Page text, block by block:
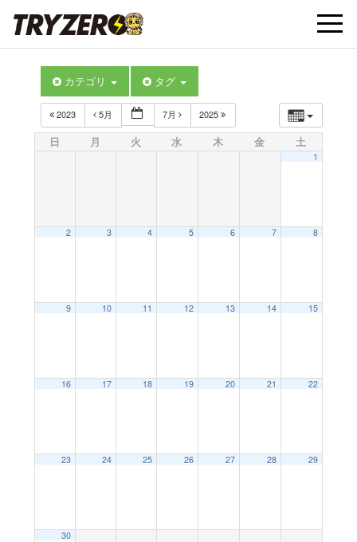
t
カテゴリ タグ
2023 5月 7月 2025
日 月 火 水 木 金 土
1
2 3 4 5 6 7 8
9 10 11 12 13 14 15
16 17 18 19 20 21 22
23 24 25 26 27 28 29
30